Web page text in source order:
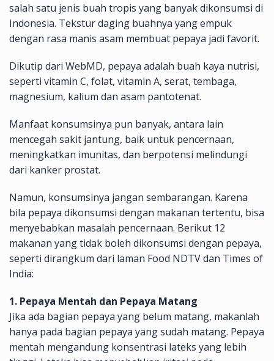
salah satu jenis buah tropis yang banyak dikonsumsi di
Indonesia. Tekstur daging buahnya yang empuk
dengan rasa manis asam membuat pepaya jadi favorit.
Dikutip dari WebMD, pepaya adalah buah kaya nutrisi,
seperti vitamin C, folat, vitamin A, serat, tembaga,
magnesium, kalium dan asam pantotenat.
Manfaat konsumsinya pun banyak, antara lain
mencegah sakit jantung, baik untuk pencernaan,
meningkatkan imunitas, dan berpotensi melindungi
dari kanker prostat.
Namun, konsumsinya jangan sembarangan. Karena
bila pepaya dikonsumsi dengan makanan tertentu, bisa
menyebabkan masalah pencernaan. Berikut 12
makanan yang tidak boleh dikonsumsi dengan pepaya,
seperti dirangkum dari laman Food NDTV dan Times of
India:
1. Pepaya Mentah dan Pepaya Matang
Jika ada bagian pepaya yang belum matang, makanlah
hanya pada bagian pepaya yang sudah matang. Pepaya
mentah mengandung konsentrasi lateks yang lebih